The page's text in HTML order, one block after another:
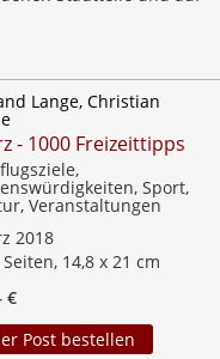
Lange, Christian
- 1000 Freizeittipps
Sport,
Veranstaltungen
2018
Seiten, 14,8 x 21 cm
€
Post bestellen